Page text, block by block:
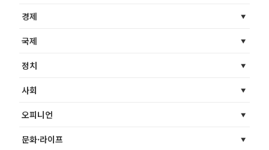
경제
국제
정치
사회
오피니언
문화·라이프